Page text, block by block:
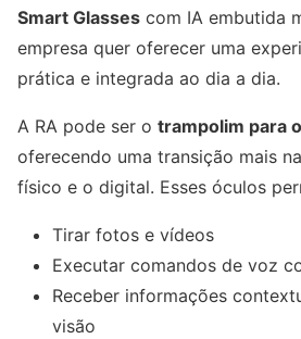
Smart Glasses com IA embutida
empresa quer oferecer uma
prática e integrada ao dia a dia.
A RA pode ser o trampolim para
oferecendo uma transição mais
físico e o digital. Esses óculos
Tirar fotos e vídeos
Executar comandos de voz
Receber informações
visão